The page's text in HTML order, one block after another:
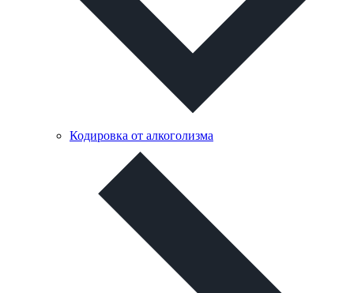
Кодировка от алкоголизма